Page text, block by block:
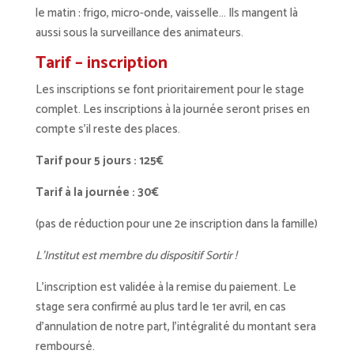
le matin : frigo, micro-onde, vaisselle… Ils mangent là
aussi sous la surveillance des animateurs.
Tarif – inscription
Les inscriptions se font prioritairement pour le stage
complet. Les inscriptions à la journée seront prises en
compte s’il reste des places.
Tarif pour 5 jours : 125€
Tarif à la journée : 30€
(pas de réduction pour une 2e inscription dans la famille)
L’Institut est membre du dispositif Sortir !
L’inscription est validée à la remise du paiement. Le
stage sera confirmé au plus tard le 1er avril, en cas
d’annulation de notre part, l’intégralité du montant sera
remboursé.